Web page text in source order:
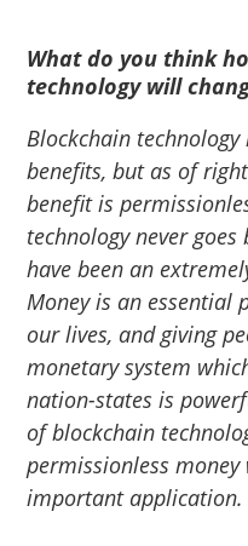
What do you think
technology will
Blockchain
benefits, but as of
benefit is
technology never
have been an
Money is an essential
our lives, and giving
monetary system
nation-states is
of blockchain
permissionless
important application.